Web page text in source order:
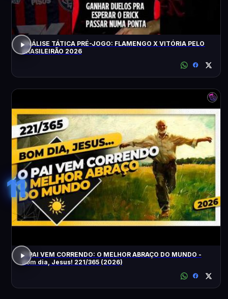
ANÁLISE TÁTICA PRÉ-JOGO: FLAMENGO X VITÓRIA PELO
BRASILEIRÃO 2026
11
O PAI VEM CORRENDO: O MELHOR ABRAÇO DO MUNDO -
Bom dia, Jesus! 221/365 (2026)